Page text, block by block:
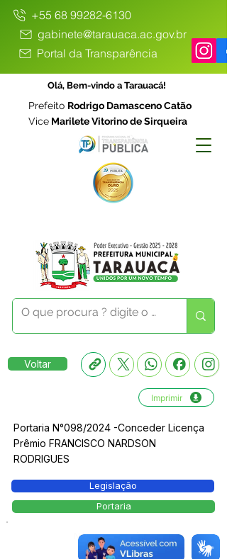
+55 68 99282-6130
gabinete@tarauaca.ac.gov.br
Portal da Transparência
Olá, Bem-vindo a Tarauacá!
Prefeito Rodrigo Damasceno Catão
Vice Marilete Vitorino de Sirqueira
Voltar
Imprimir
Portaria N°098/2024 -Conceder Licença
Prêmio FRANCISCO NARDSON
RODRIGUES
Legislação
Portaria
Número do Diário:
13854